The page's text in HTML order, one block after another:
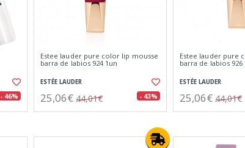
- 46%
Estee lauder pure color lip mousse
barra de labios 924 1un
ESTÉE LAUDER
25,06€ 44,01€ - 43%
Estee lauder pure
barra de labios 926
ESTÉE LAUDER
25,06€ 44,01€